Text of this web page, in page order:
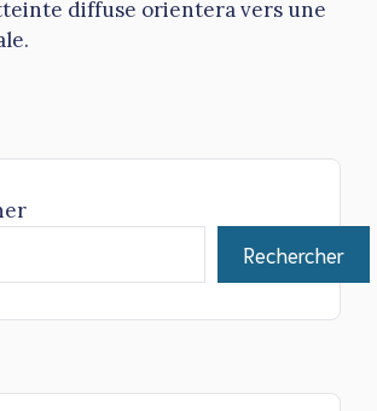
diffuse orientera vers une
Rechercher